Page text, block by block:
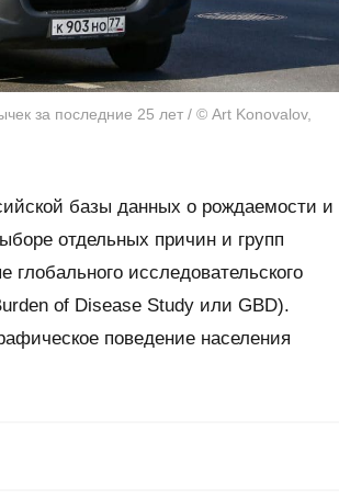
за последние 25 лет / © Art Konovalov,
базы данных о рождаемости и
отдельных причин и групп
исследовательского
of Disease Study или GBD).
поведение населения